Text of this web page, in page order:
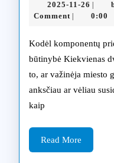
2025-11-26 2025-
11-
Comment
0:00
Kodėl komponentų priežiūra yra ne prabanga, o
būtinybė Kiekvienas
to, ar važinėja miesto
anksčiau ar vėliau
kaip
Read More
More